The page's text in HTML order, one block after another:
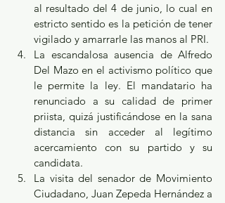
al resultado del 4 de junio, lo cual en
estricto sentido es la petición de tener
vigilado y amarrarle las manos al PRI.
La escandalosa ausencia de Alfredo
Del Mazo en el activismo político que
le permite la ley. El mandatario ha
renunciado a su calidad de primer
priista, quizá justificándose en la sana
distancia sin acceder al legítimo
acercamiento con su partido y su
candidata.
La visita del senador de Movimiento
Ciudadano, Juan Zepeda Hernández a